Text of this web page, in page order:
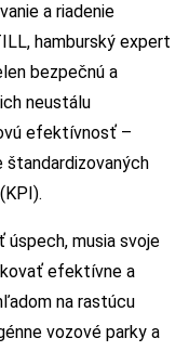
a riadenie
hamburský expert
bezpečnú a
neustálu
efektívnosť –
štandardizovaných
musia svoje
efektívne a
na rastúcu
vozové parky a